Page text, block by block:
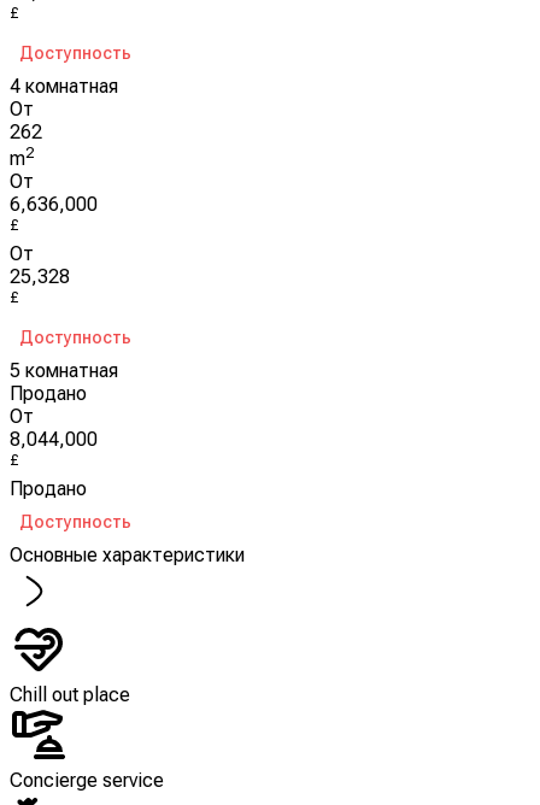
£
Доступность
4 комнатная
От
262
m2
От
6,636,000
£
От
25,328
£
Доступность
5 комнатная
Продано
От
8,044,000
£
Продано
Доступность
Основные характеристики
Chill out place
Concierge service